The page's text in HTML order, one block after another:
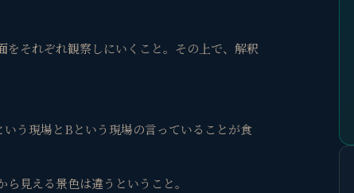
をそれぞれ観察しにいくこと。その上で、解釈
う現場とBという現場の言っていることが食
見える景色は違うということ。